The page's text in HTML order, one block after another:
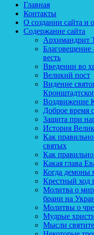
Главная
Контакты
О создании сайта и
Содержание сайта
Архимандрит
Благовещение
весть
Введении во
Великий пост
Видение
Воздвижение
Доброе время
Защита при
История
Как
святых
Как
Какая глава
Когда демоны
Крестный ход
Молитва о
брани на
Молитвы о
Мудрые
Мысли